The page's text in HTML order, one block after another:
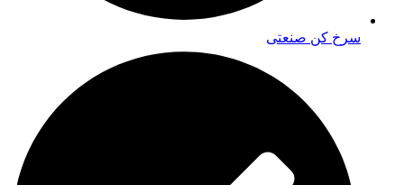
سرخ کن صنعتی